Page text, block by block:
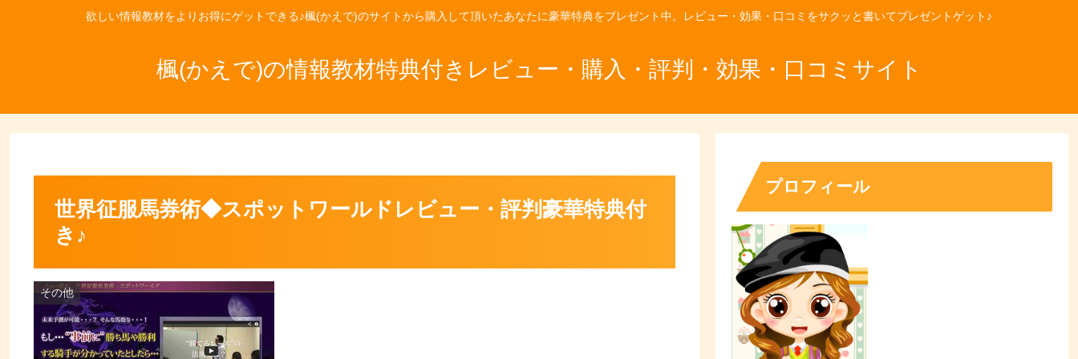
欲しい情報教材をよりお得にゲットできる♪楓(かえで)のサイトから購入して頂いたあなたに豪華特典をプレゼント中。レビュー・効果・口コミをサクッと書いてプレゼントゲット♪
楓(かえで)の情報教材特典付きレビュー・購入・評判・効果・口コミサイト
世界征服馬券術◆スポットワールドレビュー・評判豪華特典付
き♪
その他
プロフィール